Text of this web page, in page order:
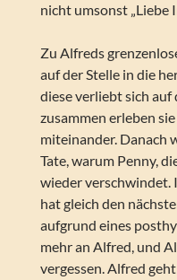
nicht umsonst „Liebe
Zu Alfreds
auf der Stelle in die
diese verliebt sich auf
zusammen erleben
miteinander. Danach
Tate, warum Penny,
wieder verschwindet.
hat gleich den
aufgrund eines
mehr an Alfred, und
vergessen. Alfred